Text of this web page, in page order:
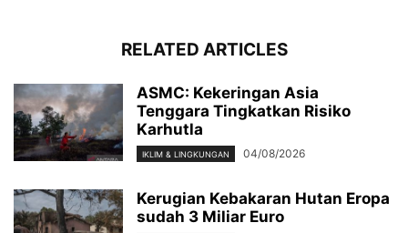
RELATED ARTICLES
ASMC: Kekeringan Asia
Tenggara Tingkatkan Risiko
Karhutla
IKLIM & LINGKUNGAN 04/08/2026
Kerugian Kebakaran Hutan Eropa
sudah 3 Miliar Euro